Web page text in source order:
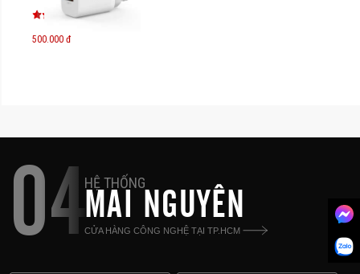
500.000 đ
04HỆ THỐNG
MAI NGUYÊN
CỬA HÀNG CÔNG NGHỆ TẠI TP.HCM